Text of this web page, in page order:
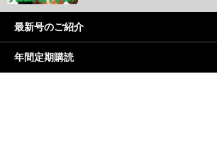
最新号のご紹介
年間定期購読